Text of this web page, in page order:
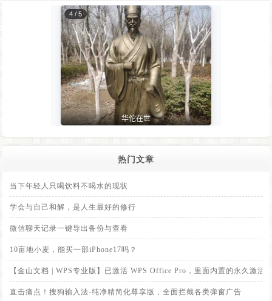
热门文章
当下年轻人只喝饮料不喝水的现状
学会与自己和解，是人生最好的修行
微信聊天记录一键导出备份与查看
10亩地小麦，能买一部iPhone17吗？
【金山文档 | WPS专业版】已激活 WPS Office Pro，里面内置的永久激活
直击痛点！搜狗输入法-纯净精简化尊享版，全面拦截各类弹窗广告